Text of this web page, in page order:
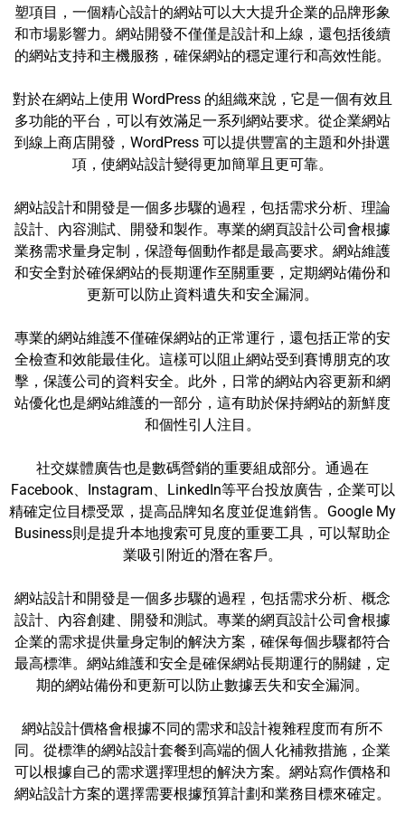
塑項目，一個精心設計的網站可以大大提升企業的品牌形象
和市場影響力。網站開發不僅僅是設計和上線，還包括後續
的網站支持和主機服務，確保網站的穩定運行和高效性能。
對於在網站上使用 WordPress 的組織來說，它是一個有效且
多功能的平台，可以有效滿足一系列網站要求。從企業網站
到線上商店開發，WordPress 可以提供豐富的主題和外掛選
項，使網站設計變得更加簡單且更可靠。
網站設計和開發是一個多步驟的過程，包括需求分析、理論
設計、內容測試、開發和製作。專業的網頁設計公司會根據
業務需求量身定制，保證每個動作都是最高要求。網站維護
和安全對於確保網站的長期運作至關重要，定期網站備份和
更新可以防止資料遺失和安全漏洞。
專業的網站維護不僅確保網站的正常運行，還包括正常的安
全檢查和效能最佳化。這樣可以阻止網站受到賽博朋克的攻
擊，保護公司的資料安全。此外，日常的網站內容更新和網
站優化也是網站維護的一部分，這有助於保持網站的新鮮度
和個性引人注目。
社交媒體廣告也是數碼營銷的重要組成部分。通過在
Facebook、Instagram、LinkedIn等平台投放廣告，企業可以
精確定位目標受眾，提高品牌知名度並促進銷售。Google My
Business則是提升本地搜索可見度的重要工具，可以幫助企
業吸引附近的潛在客戶。
網站設計和開發是一個多步驟的過程，包括需求分析、概念
設計、內容創建、開發和測試。專業的網頁設計公司會根據
企業的需求提供量身定制的解決方案，確保每個步驟都符合
最高標準。網站維護和安全是確保網站長期運行的關鍵，定
期的網站備份和更新可以防止數據丟失和安全漏洞。
網站設計價格會根據不同的需求和設計複雜程度而有所不
同。從標準的網站設計套餐到高端的個人化補救措施，企業
可以根據自己的需求選擇理想的解決方案。網站寫作價格和
網站設計方案的選擇需要根據預算計劃和業務目標來確定。